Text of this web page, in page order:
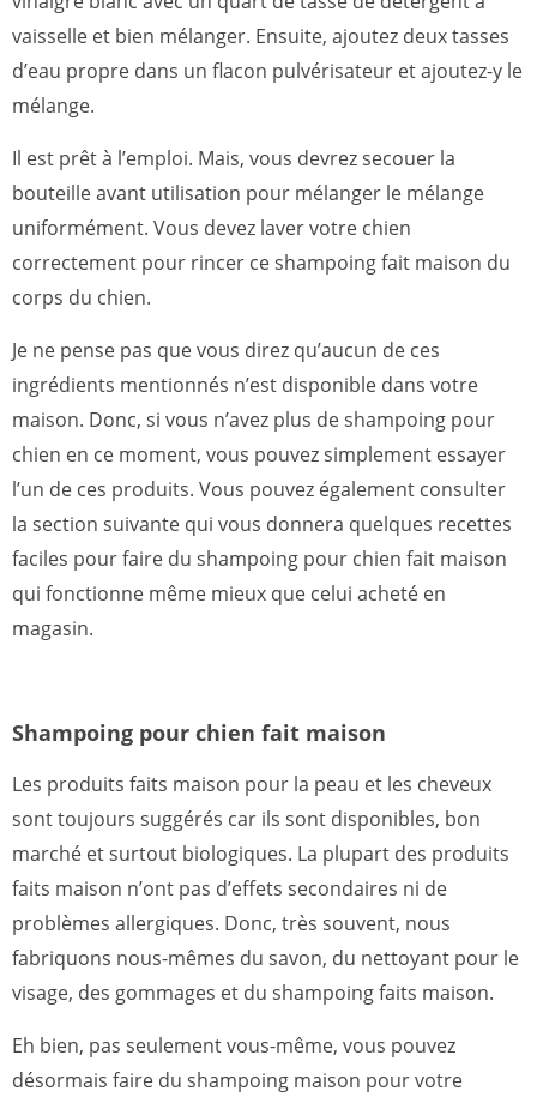
vaisselle et bien mélanger. Ensuite, ajoutez deux tasses
d’eau propre dans un flacon pulvérisateur et ajoutez-y le
mélange.
Il est prêt à l’emploi. Mais, vous devrez secouer la
bouteille avant utilisation pour mélanger le mélange
uniformément. Vous devez laver votre chien
correctement pour rincer ce shampoing fait maison du
corps du chien.
Je ne pense pas que vous direz qu’aucun de ces
ingrédients mentionnés n’est disponible dans votre
maison. Donc, si vous n’avez plus de shampoing pour
chien en ce moment, vous pouvez simplement essayer
l’un de ces produits. Vous pouvez également consulter
la section suivante qui vous donnera quelques recettes
faciles pour faire du shampoing pour chien fait maison
qui fonctionne même mieux que celui acheté en
magasin.
Shampoing pour chien fait maison
Les produits faits maison pour la peau et les cheveux
sont toujours suggérés car ils sont disponibles, bon
marché et surtout biologiques. La plupart des produits
faits maison n’ont pas d’effets secondaires ni de
problèmes allergiques. Donc, très souvent, nous
fabriquons nous-mêmes du savon, du nettoyant pour le
visage, des gommages et du shampoing faits maison.
Eh bien, pas seulement vous-même, vous pouvez
désormais faire du shampoing maison pour votre